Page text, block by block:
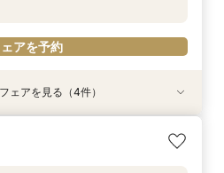
アを予約
すすめ*少人数W】挙式×会食プラ
体験
のペットと一緒に】限定特典付*
談会
場見学＞心躍る花嫁の第一歩♪ゆっ
会
ンライン相談会】スマホで簡単！
き
ェアを見る（4件）